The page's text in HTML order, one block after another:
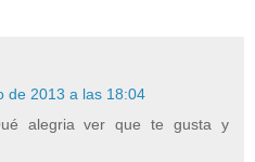
de 2013 a las 18:04
alegria ver que te gusta y